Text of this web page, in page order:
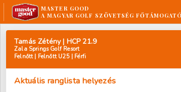
MASTER GOOD
A MAGYAR GOLF SZÖVETSÉG
Tamás Zétény | HCP 21.9
Zala Springs Golf Resort
Felnőtt | Felnőtt U25 | Férfi
Aktuális ranglista helyezés